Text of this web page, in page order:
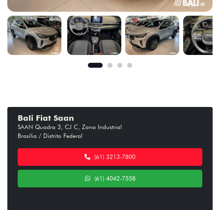
Bali Fiat Saan
SAAN Quadra 3, CJ C, Zona Industrial
Brasília / Distrito Federal
(61) 3213-7800
(61) 4042-7558